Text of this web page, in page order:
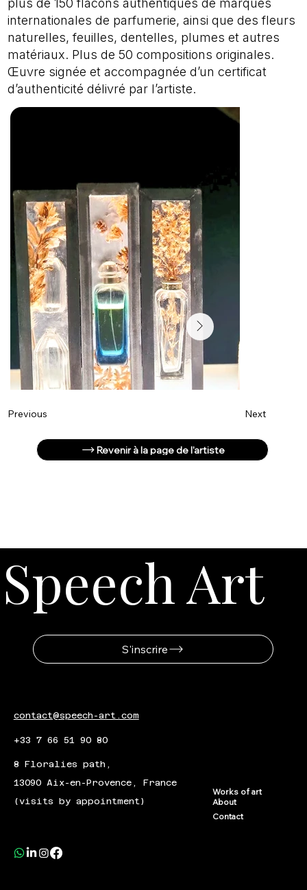
plus de 150 flacons authentiques de marques
internationales de parfumerie, ainsi que des fleurs
naturelles, feuilles, dentelles, plumes et autres
matériaux. Plus de 50 compositions originales.
Œuvre signée et accompagnée d’un certificat
d’authenticité délivré par l’artiste.
Previous Next
Revenir à la page de l'artiste
Speech Art
contact@speech-art.com
+33 7 66 51 90 80
8 Floralies path,
13090 Aix-en-Provence, France
(visits by appointment)
Works of art
About
Contact
S'inscrire